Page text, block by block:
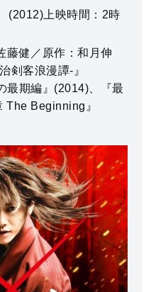
(2012)上映時間：2時
藤健／原作：和月伸
剣客浪漫譚-』
最期編』(2014)、『最
The Beginning』